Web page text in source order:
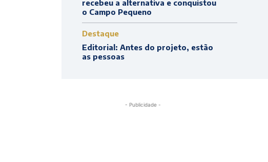
recebeu a alternativa e conquistou
o Campo Pequeno
Destaque
Editorial: Antes do projeto, estão
as pessoas
- Publicidade -